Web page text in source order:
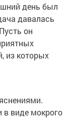
день был
давалась
он
из которых
виде мокрого